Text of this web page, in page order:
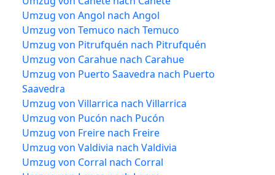
Umzug von Angol nach Angol
Umzug von Temuco nach Temuco
Umzug von Pitrufquén nach Pitrufquén
Umzug von Carahue nach Carahue
Umzug von Puerto Saavedra nach Puerto
Saavedra
Umzug von Villarrica nach Villarrica
Umzug von Pucón nach Pucón
Umzug von Freire nach Freire
Umzug von Valdivia nach Valdivia
Umzug von Corral nach Corral